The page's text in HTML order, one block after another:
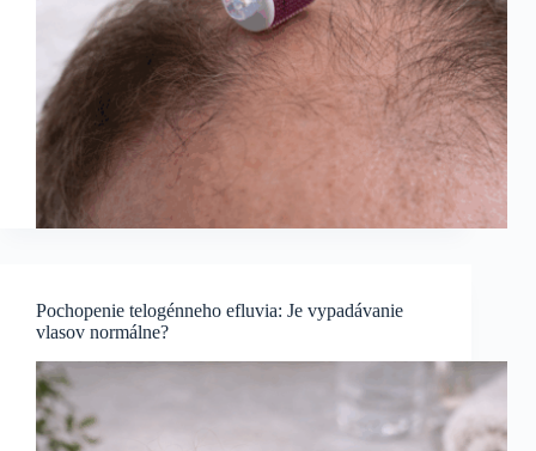
Pochopenie telogénneho efluvia: Je vypadávanie
vlasov normálne?